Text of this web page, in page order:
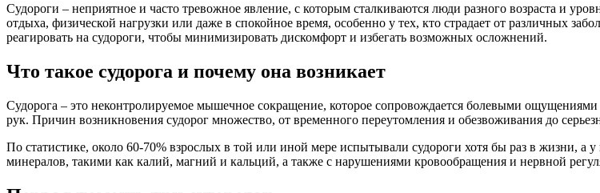
Судороги – неприятное и часто тревожное явление, с которым сталкиваются люди разного возраста и
отдыха, физической нагрузки или даже в спокойное время, особенно у тех, кто страдает от различных
реагировать на судороги, чтобы минимизировать дискомфорт и избегать возможных осложнений.
Что такое судорога и почему она возникает
Судорога – это неконтролируемое мышечное сокращение, которое сопровождается болевыми
рук. Причин возникновения судорог множество, от временного переутомления и обезвоживания до
По статистике, около 60-70% взрослых в той или иной мере испытывали судороги хотя бы раз в жизни, а
минералов, такими как калий, магний и кальций, а также с нарушениями кровообращения и нервной